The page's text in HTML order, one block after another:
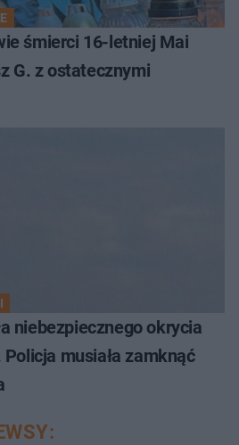
śmierci 16-letniej Mai
G. z ostatecznymi
niebezpiecznego okrycia
musiała zamknąć